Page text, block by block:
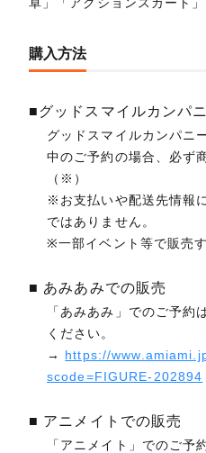
購入方法
■グッドスマイルカンパ
グッドスマイルカンパニ
中のご予約の場合、必ず
（※）
※お支払いや配送先情報
ではありません。
※一部イベント等で販売
■ あみあみでの販売
「あみあみ」でのご予約
ください。
→ https://
scode=FIGURE-202894
■ アニメイトでの販売
「アニメイト」でのご予